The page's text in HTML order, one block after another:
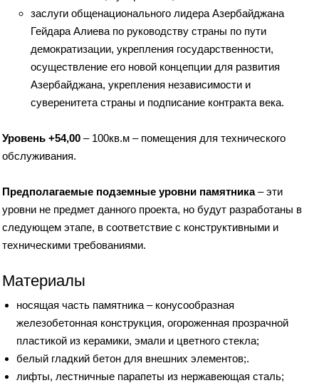
заслуги общенационального лидера Азербайджана
Гейдара Алиева по руководству страны по пути
демократизации, укрепления государственности,
осуществление его новой концепции для развития
Азербайджана, укрепления независимости и
суверенитета страны и подписание контракта века.
Уровень +54,00 – 100кв.м – помещения для технического
обслуживания.
Предполагаемые подземные уровни памятника– эти
уровни не предмет данного проекта, но будут разработаны в
следующем этапе, в соответствие с конструктивными и
техническими требованиями.
Материалы
носящая часть памятника – конусообразная
железобетонная конструкция, огороженная прозрачной
пластикой из керамики, эмали и цветного стекла;
белый гладкий бетон для внешних элементов;.
лифты, лестничные парапеты из нержавеющая сталь;